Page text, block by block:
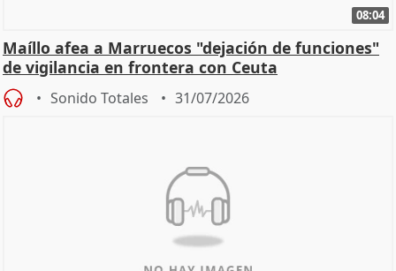
08:04
Maíllo afea a Marruecos "dejación de funciones"
de vigilancia en frontera con Ceuta
Sonido Totales 31/07/2026